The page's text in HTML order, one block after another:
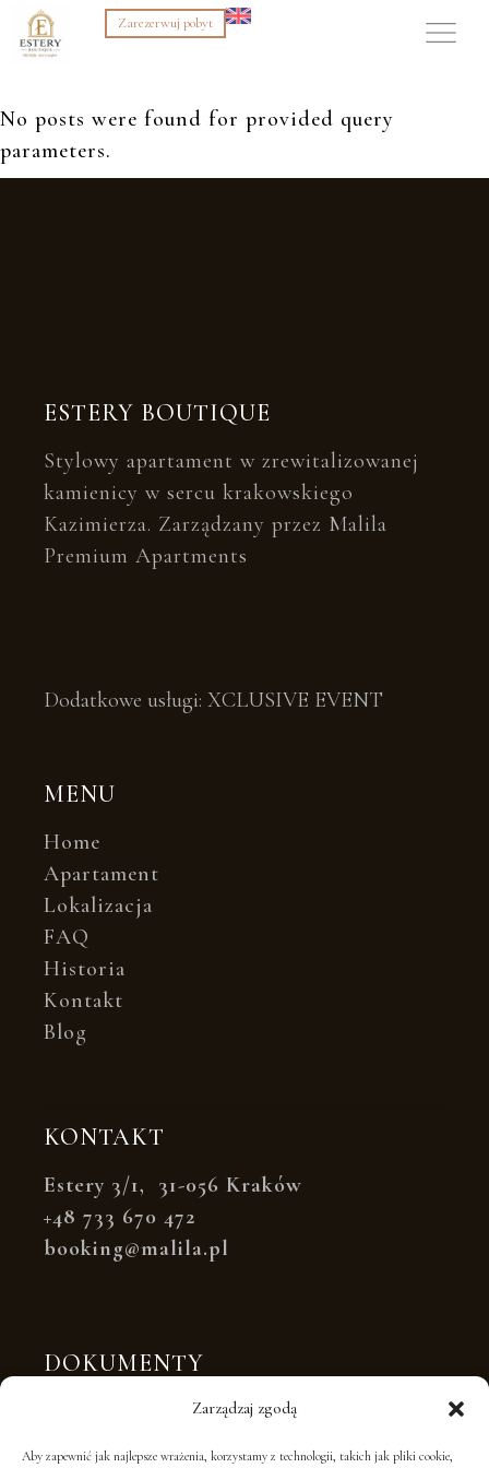
Zarządzaj zgodą
Aby zapewnić jak najlepsze wrażenia, korzystamy z technologii, takich jak pliki cookie,
Zarezerwuj pobyt
No posts were found for provided query
parameters.
ESTERY BOUTIQUE
Stylowy apartament w zrewitalizowanej
kamienicy w sercu krakowskiego
Kazimierza. Zarządzany przez Malila
Premium Apartments
Dodatkowe usługi:XCLUSIVE EVENT
MENU
Home
Apartament
Lokalizacja
FAQ
Historia
Kontakt
Blog
KONTAKT
Estery 3/1, 31-056 Kraków
+48 733 670 472
booking@malila.pl
DOKUMENTY
Polityka prywatności